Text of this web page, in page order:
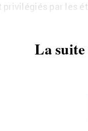
privilégiés par les
La